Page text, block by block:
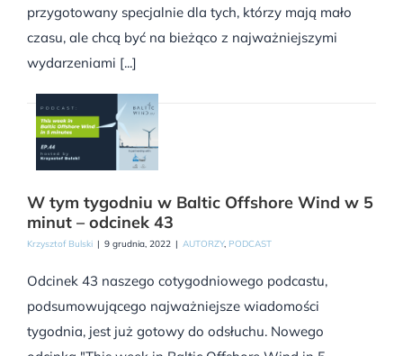
przygotowany specjalnie dla tych, którzy mają mało
czasu, ale chcą być na bieżąco z najważniejszymi
wydarzeniami [...]
W tym tygodniu w Baltic Offshore Wind w 5
minut – odcinek 43
Krzysztof Bulski | 9 grudnia, 2022 | AUTORZY, PODCAST
Odcinek 43 naszego cotygodniowego podcastu,
podsumowującego najważniejsze wiadomości
tygodnia, jest już gotowy do odsłuchu. Nowego